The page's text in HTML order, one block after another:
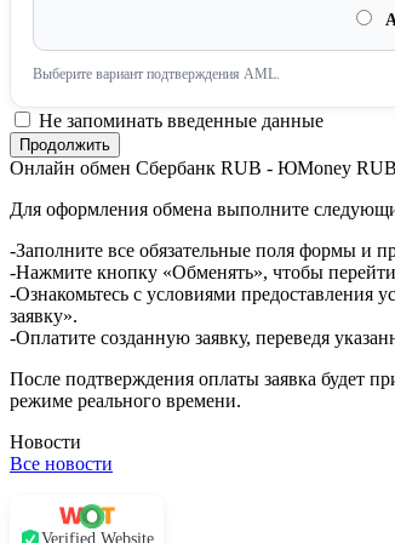
Выберите вариант подтверждения AML.
Не запоминать введенные данные
Онлайн обмен Сбербанк RUB - ЮMoney
Для оформления обмена выполните
-Заполните все обязательные поля формы и
-Нажмите кнопку «Обменять», чтобы
-Ознакомьтесь с условиями предоставления
заявку».
-Оплатите созданную заявку, переведя
После подтверждения оплаты заявка будет
режиме реального времени.
Новости
Все новости
Verified Website